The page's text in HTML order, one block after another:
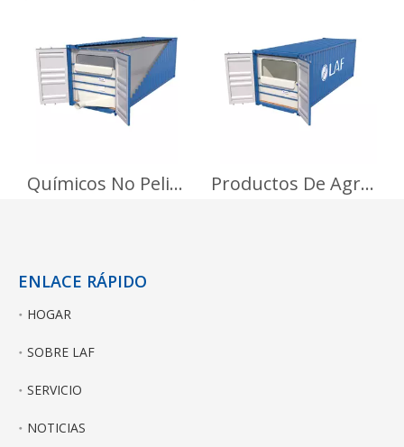
Bulk Liner
Químicos No Peligrosos Productos De Agriculturas
ENLACE RÁPIDO
HOGAR
SOBRE LAF
SERVICIO
NOTICIAS